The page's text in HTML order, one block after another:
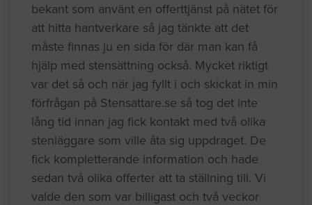
bekant som använt en offerttjänst på nätet för
att hitta hantverkare så jag tänkte att det
måste finnas ju en sida för där man kan få
hjälp med stensättning också. Mycket riktigt
var det så och när jag fyllt i och skickat in min
förfrågan på Stensattare.se så tog det inte
lång tid innan jag fick kontakt med två olika
stenläggare som ville åta sig uppdraget. De
fick kompletterande information och hade
sedan två olika offerter att ta ställning till. Vi
valde den som var billigast och två veckor